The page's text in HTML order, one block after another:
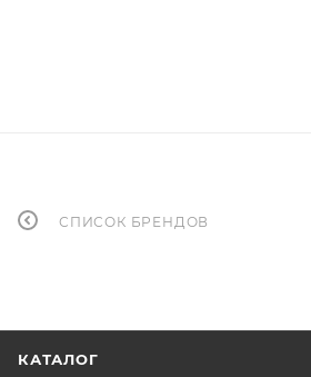
СПИСОК БРЕНДОВ
КАТАЛОГ